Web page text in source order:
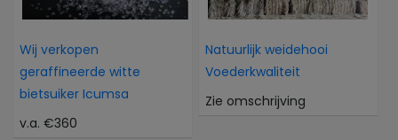
Wij verkopen
geraffineerde witte
bietsuiker Icumsa
v.a. €360
Natuurlijk weidehooi
Voederkwaliteit
Zie omschrijving